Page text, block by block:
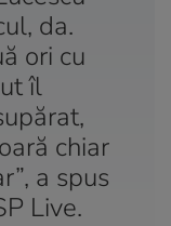
da.
ori cu
îl
chiar
a spus
Live.